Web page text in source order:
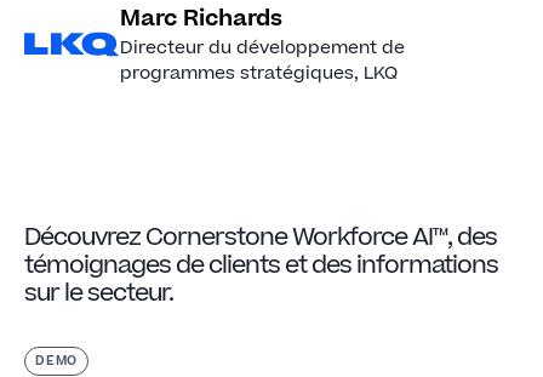
Marc Richards
Directeur du développement de
programmes stratégiques, LKQ
Découvrez Cornerstone Workforce AI™, des
témoignages de clients et des informations
sur le secteur.
DEMO